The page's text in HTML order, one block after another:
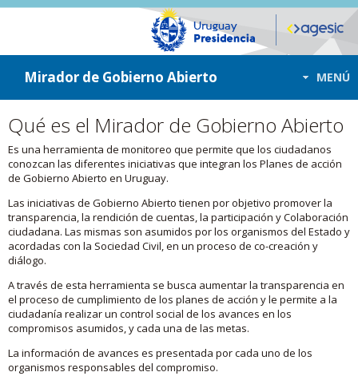
ir a contenido
ir al menú
Mirador de Gobierno Abierto MENÚ
Qué es el Mirador de Gobierno Abierto
Es una herramienta de monitoreo que permite que los ciudadanos
conozcan las diferentes iniciativas que integran los Planes de acción
de Gobierno Abierto en Uruguay.
Las iniciativas de Gobierno Abierto tienen por objetivo promover la
transparencia, la rendición de cuentas, la participación y Colaboración
ciudadana. Las mismas son asumidos por los organismos del Estado y
acordadas con la Sociedad Civil, en un proceso de co-creación y
diálogo.
A través de esta herramienta se busca aumentar la transparencia en
el proceso de cumplimiento de los planes de acción y le permite a la
ciudadanía realizar un control social de los avances en los
compromisos asumidos, y cada una de las metas.
La información de avances es presentada por cada uno de los
organismos responsables del compromiso.